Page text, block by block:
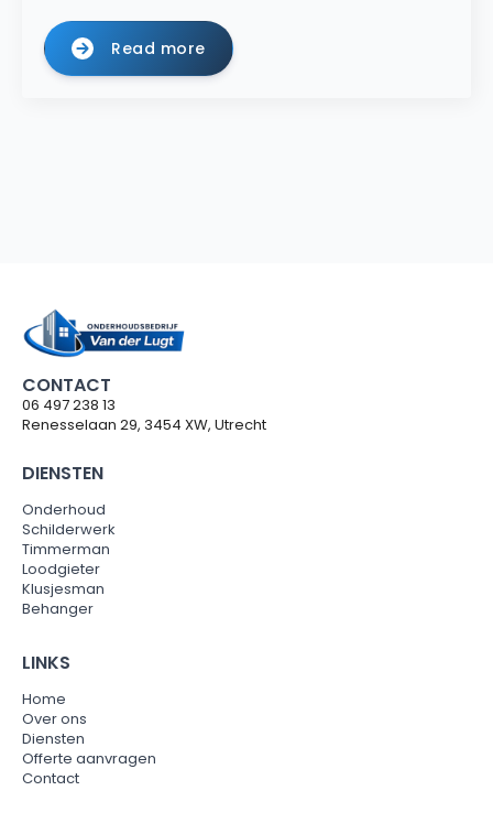
Read more
CONTACT
06 497 238 13
Renesselaan 29, 3454 XW, Utrecht
DIENSTEN
Onderhoud
Schilderwerk
Timmerman
Loodgieter
Klusjesman
Behanger
LINKS
Home
Over ons
Diensten
Offerte aanvragen
Contact